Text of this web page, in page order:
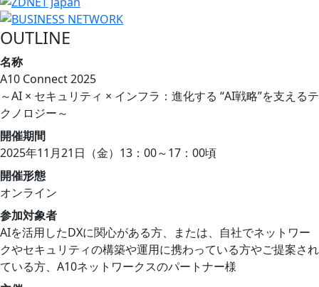
OUTLINE
名称
A10 Connect 2025
～AI × セキュリティ × インフラ：進化する “AI戦略”を支えるテ
クノロジー～
開催期間
2025年11月21日（金）13：00～17：00頃
開催形態
オンライン
参加対象者
AIを活用したDXに関心がある方、または、自社でネットワー
クやセキュリティの構築や運用に携わっている方やご提案され
ている方、A10ネットワークスのパートナー様